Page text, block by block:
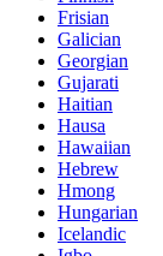
Frisian
Galician
Georgian
Gujarati
Haitian
Hausa
Hawaiian
Hebrew
Hmong
Hungarian
Icelandic